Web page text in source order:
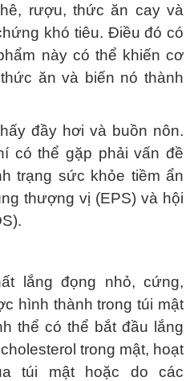
rượu, thức ăn cay và
khó tiêu. Điều đó có
này có thể khiến cơ
ăn và biến nó thành
đầy hơi và buồn nôn.
có thể gặp phải vấn đề
trạng sức khỏe tiềm ẩn
thượng vị (EPS) và hội
lắng đọng nhỏ, cứng,
hình thành trong túi mật
thể có thể bắt đầu lắng
trong mật, hoạt
túi mật hoặc do các